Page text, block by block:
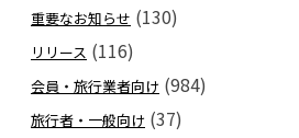
2021年 5月10日 アメージングタイラ
2021年 5月10日
2021年 5月10日 阿蘇山の噴火警戒レ
重要なお知らせ (130)
リリース (116)
会員・旅行業者向け (984)
旅行者・一般向け (37)